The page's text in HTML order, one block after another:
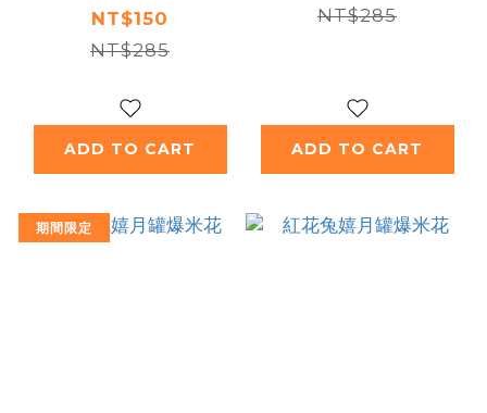
NT$150
NT$285
ADD TO CART
NT$285
ADD TO CART
期間限定